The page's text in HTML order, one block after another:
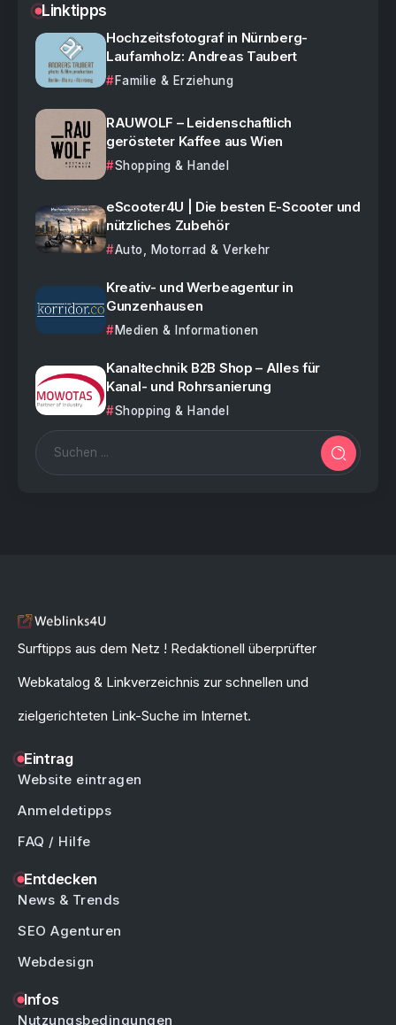
Linktipps
Hochzeitsfotograf in Nürnberg-
Laufamholz: Andreas Taubert
Familie & Erziehung
RAUWOLF – Leidenschaftlich
gerösteter Kaffee aus Wien
Shopping & Handel
eScooter4U | Die besten E-Scooter und
nützliches Zubehör
Auto, Motorrad & Verkehr
Kreativ- und Werbeagentur in
Gunzenhausen
Medien & Informationen
Kanaltechnik B2B Shop – Alles für
Kanal- und Rohrsanierung
Shopping & Handel
Surftipps aus dem Netz ! Redaktionell überprüfter
Webkatalog & Linkverzeichnis zur schnellen und
zielgerichteten Link-Suche im Internet.
Eintrag
Website eintragen
Anmeldetipps
FAQ / Hilfe
Entdecken
News & Trends
SEO Agenturen
Webdesign
Infos
Nutzungsbedingungen